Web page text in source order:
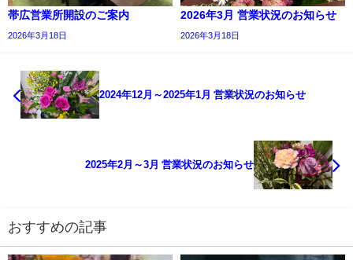
帯広営業所開設のご案内
2026年3月18日
2026年3月 営業状況のお知らせ
2026年3月18日
2024年12月～2025年1月 営業状況のお知らせ
2025年2月～3月 営業状況のお知らせ
おすすめの記事